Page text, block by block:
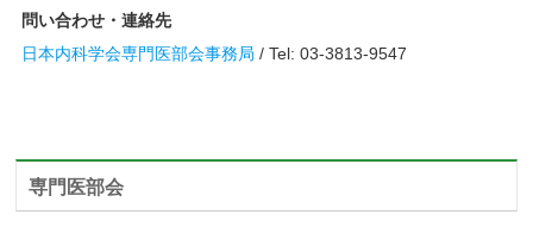
問い合わせ・連絡先
日本内科学会専門医部会事務局 / Tel: 03-3813-9547
専門医部会